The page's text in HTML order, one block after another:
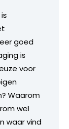
goed
is
voor
Waarom
wel
waar vind